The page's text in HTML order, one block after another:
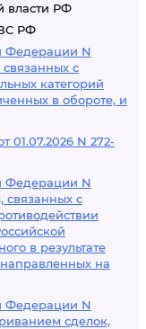
власти РФ
РФ
Федерации N
с
категорий
в обороте, и
01.07.2026 N 272-
Федерации N
связанных с
в результате
на
Федерации N
сделок,